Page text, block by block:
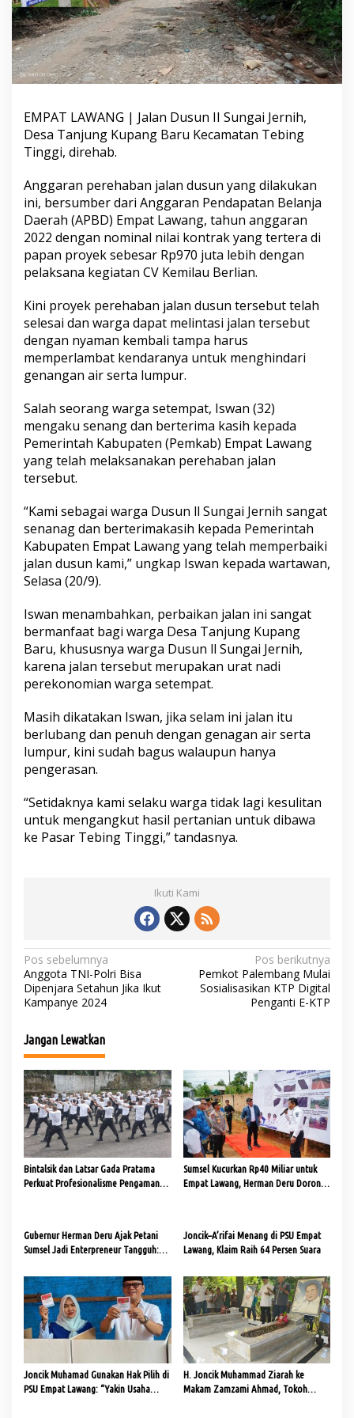
J
a
l
a
n
R
7
0
a
L
e
b
i
h
W
g
a
B
e
r
e
r
i
m
a
i
h
EMPAT LAWANG | Jalan Dusun II Sungai Jernih,
Desa Tanjung Kupang Baru Kecamatan Tebing
Tinggi, direhab.
Anggaran perehaban jalan dusun yang dilakukan
ini, bersumber dari Anggaran Pendapatan Belanja
Daerah (APBD) Empat Lawang, tahun anggaran
2022 dengan nominal nilai kontrak yang tertera di
papan proyek sebesar Rp970 juta lebih dengan
pelaksana kegiatan CV Kemilau Berlian.
Kini proyek perehaban jalan dusun tersebut telah
selesai dan warga dapat melintasi jalan tersebut
dengan nyaman kembali tampa harus
memperlambat kendaranya untuk menghindari
genangan air serta lumpur.
Salah seorang warga setempat, Iswan (32)
mengaku senang dan berterima kasih kepada
Pemerintah Kabupaten (Pemkab) Empat Lawang
yang telah melaksanakan perehaban jalan
tersebut.
“Kami sebagai warga Dusun ll Sungai Jernih sangat
senanag dan berterimakasih kepada Pemerintah
Kabupaten Empat Lawang yang telah memperbaiki
jalan dusun kami,” ungkap Iswan kepada wartawan,
Selasa (20/9).
Iswan menambahkan, perbaikan jalan ini sangat
bermanfaat bagi warga Desa Tanjung Kupang
Baru, khususnya warga Dusun ll Sungai Jernih,
karena jalan tersebut merupakan urat nadi
perekonomian warga setempat.
Masih dikatakan Iswan, jika selam ini jalan itu
berlubang dan penuh dengan genagan air serta
lumpur, kini sudah bagus walaupun hanya
pengerasan.
“Setidaknya kami selaku warga tidak lagi kesulitan
untuk mengangkut hasil pertanian untuk dibawa
ke Pasar Tebing Tinggi,” tandasnya.
Ikuti Kami
N
a
v
i
g
a
s
i
p
o
s
Pos sebelumnya
Anggota TNI-Polri Bisa
Dipenjara Setahun Jika Ikut
Kampanye 2024
Pos berikutnya
Pemkot Palembang Mulai
Sosialisasikan KTP Digital
Penganti E-KTP
Jangan Lewatkan
Bintalsik dan Latsar Gada Pratama
Perkuat Profesionalisme Pengamanan
Sumsel Kucurkan Rp40 Miliar untuk
Empat Lawang, Herman Deru Dorong
Gubernur Herman Deru Ajak Petani
Sumsel Jadi Enterpreneur Tangguh:
Tapi Ajang Unjuk Daya dan Inovasi
Joncik–A’rifai Menang di PSU Empat
Lawang, Klaim Raih 64 Persen Suara
Joncik Muhamad Gunakan Hak Pilih di
PSU Empat Lawang: “Yakin Usaha
H. Joncik Muhammad Ziarah ke
Makam Zamzami Ahmad, Tokoh